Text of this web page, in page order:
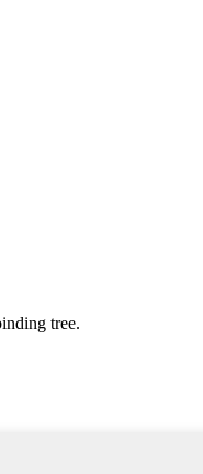
tree.